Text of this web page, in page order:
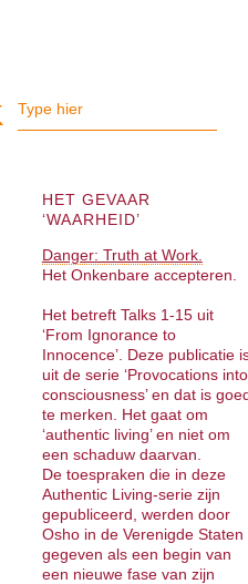
MEDITATIE
HET GEVAAR
‘WAARHEID’
Danger: Truth at Work.
Het Onkenbare
Het betreft Talks 1-15 uit
‘From Ignorance to
Innocence’. Deze publicatie
uit de serie ‘Provocations into
consciousness’ en dat is
te merken. Het gaat om
‘authentic living’ en niet om
een schaduw daarvan.
De toespraken die in deze
Authentic Living-serie zijn
gepubliceerd, werden door
Osho in de Verenigde Staten
gegeven als een begin van
een nieuwe fase van zijn